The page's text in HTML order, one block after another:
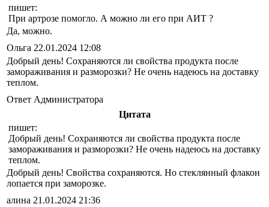
пишет:
При артрозе помогло. А можно ли его при АИТ ?
Да, можно.
Ольга 22.01.2024 12:08
Добрый день! Сохраняются ли свойства продукта после
замораживания и разморозки? Не очень надеюсь на доставку
теплом.
Ответ Администратора
Цитата
пишет:
Добрый день! Сохраняются ли свойства продукта после
замораживания и разморозки? Не очень надеюсь на доставку
теплом.
Добрый день! Свойства сохраняются. Но стеклянный флакон
лопается при заморозке.
алина 21.01.2024 21:36